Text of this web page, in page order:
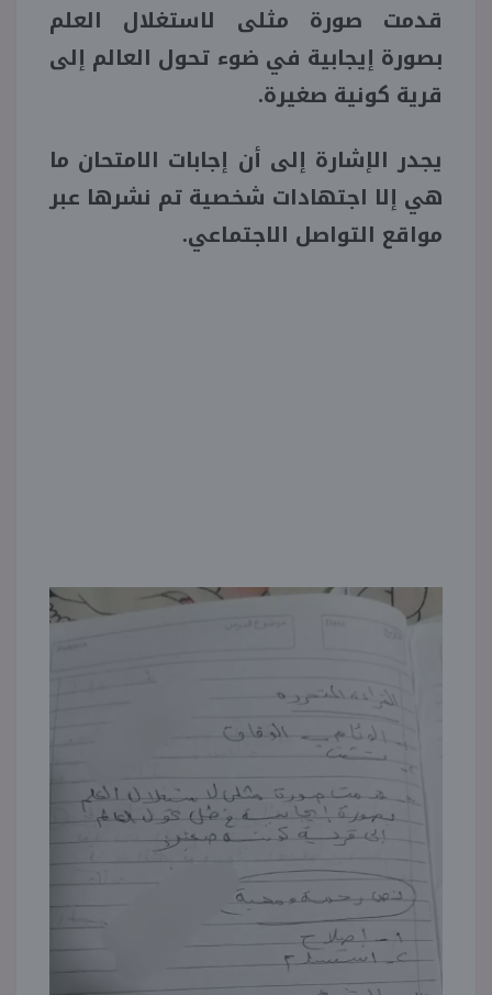
قدمت صورة مثلى لاستغلال العلم
بصورة إيجابية في ضوء تحول العالم إلى
قرية كونية صغيرة.
يجدر الإشارة إلى أن إجابات الامتحان ما
هي إلا اجتهادات شخصية تم نشرها عبر
مواقع التواصل الاجتماعي.